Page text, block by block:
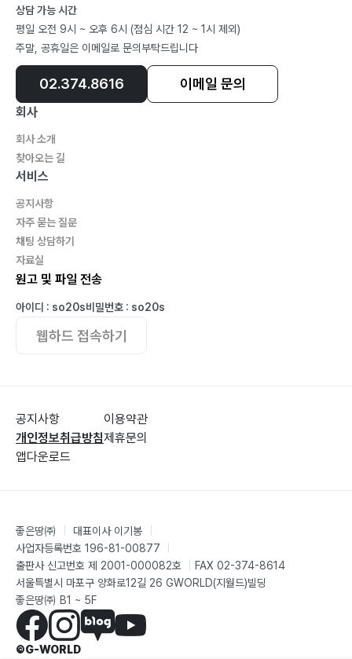
상담 가능 시간
평일 오전 9시 ~ 오후 6시 (점심 시간 12 ~ 1시 제외)
주말, 공휴일은 이메일로 문의부탁드립니다
02.374.8616 이메일 문의
회사
회사 소개
찾아오는 길
서비스
공지사항
자주 묻는 질문
채팅 상담하기
자료실
원고 및 파일 전송
아이디 : so20s비밀번호 : so20s
웹하드 접속하기
공지사항
개인정보취급방침
앱다운로드
이용약관
제휴문의
좋은땅㈜ 대표이사 이기봉
사업자등록번호 196-81-00877
출판사 신고번호 제 2001-000082호
FAX 02-374-8614
서울특별시 마포구 양화로12길 26 GWORLD(지월드)빌딩
좋은땅㈜ B1 ~ 5F
©G-WORLD